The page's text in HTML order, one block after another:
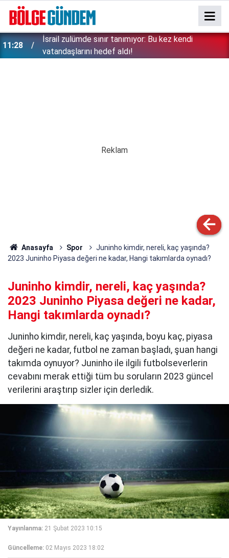
11:28
İsrail zulümde sınır tanımıyor: Bu kez kendi
vatandaşlarını hedef aldı!
Anasayfa Spor
Juninho kimdir, nereli, kaç yaşında?
2023 Juninho Piyasa değeri ne kadar, Hangi takımlarda oynadı?
Juninho kimdir, nereli, kaç yaşında?
2023 Juninho Piyasa değeri ne kadar,
Hangi takımlarda oynadı?
Juninho kimdir, nereli, kaç yaşında, boyu kaç, piyasa
değeri ne kadar, futbol ne zaman başladı, şuan hangi
takımda oynuyor? Juninho ile ilgili futbolseverlerin
cevabını merak ettiği tüm bu soruların 2023 güncel
verilerini araştırıp sizler için derledik.
Yayınlanma: 21 Şubat 2023 10:15
Güncelleme: 02 Mayıs 2023 18:02